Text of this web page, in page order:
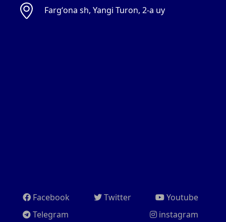
Fargʻona sh, Yangi Turon, 2-a uy
Facebook Twitter
Youtube
Telegram
instagram